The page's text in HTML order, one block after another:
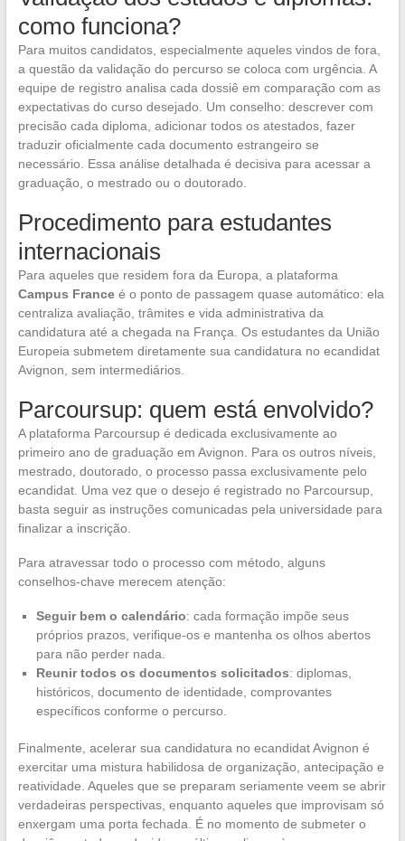
como funciona?
Para muitos candidatos, especialmente aqueles vindos de fora,
a questão da validação do percurso se coloca com urgência. A
equipe de registro analisa cada dossiê em comparação com as
expectativas do curso desejado. Um conselho: descrever com
precisão cada diploma, adicionar todos os atestados, fazer
traduzir oficialmente cada documento estrangeiro se
necessário. Essa análise detalhada é decisiva para acessar a
graduação, o mestrado ou o doutorado.
Procedimento para estudantes
internacionais
Para aqueles que residem fora da Europa, a plataforma
Campus Franceé o ponto de passagem quase automático: ela
centraliza avaliação, trâmites e vida administrativa da
candidatura até a chegada na França. Os estudantes da União
Europeia submetem diretamente sua candidatura no ecandidat
Avignon, sem intermediários.
Parcoursup: quem está envolvido?
A plataforma Parcoursup é dedicada exclusivamente ao
primeiro ano de graduação em Avignon. Para os outros níveis,
mestrado, doutorado, o processo passa exclusivamente pelo
ecandidat. Uma vez que o desejo é registrado no Parcoursup,
basta seguir as instruções comunicadas pela universidade para
finalizar a inscrição.
Para atravessar todo o processo com método, alguns
conselhos-chave merecem atenção:
Seguir bem o calendário: cada formação impõe seus
próprios prazos, verifique-os e mantenha os olhos abertos
para não perder nada.
Reunir todos os documentos solicitados: diplomas,
históricos, documento de identidade, comprovantes
específicos conforme o percurso.
Finalmente, acelerar sua candidatura no ecandidat Avignon é
exercitar uma mistura habilidosa de organização, antecipação e
reatividade. Aqueles que se preparam seriamente veem se abrir
verdadeiras perspectivas, enquanto aqueles que improvisam só
enxergam uma porta fechada. É no momento de submeter o